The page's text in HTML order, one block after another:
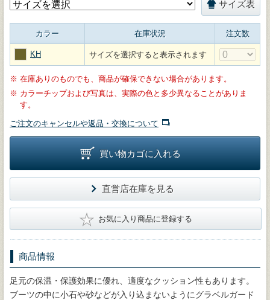
サイズ表
カラー 在庫状況 注文数
KH サイズを選択すると表示されます
※ 在庫ありのものでも、商品が確保できない場合があります。
※ カラーチップおよび写真は、実際の色と多少異なることがありま
す。
ご注文のキャンセルや返品・交換について
買い物カゴに入れる
直営店在庫を見る
★ お気に入り商品に登録する
商品情報
足元の保温・保護効果に優れ、適度なクッション性もあります。
ブーツの中に小石や砂などが入り込まないようにグラベルガード